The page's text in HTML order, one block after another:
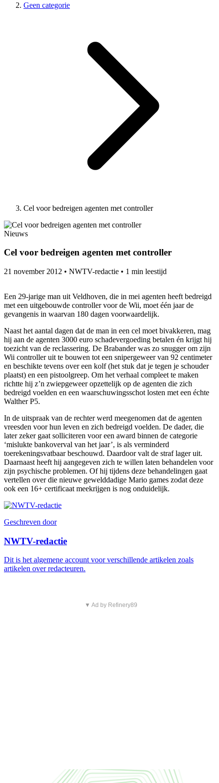
Geen categorie
Cel voor bedreigen agenten met controller
Nieuws
Cel voor bedreigen agenten met controller
21 november 2012 • NWTV-redactie • 1 min leestijd
Een 29-jarige man uit Veldhoven, die in mei agenten heeft bedreigd
met een uitgebouwde controller voor de Wii, moet één jaar de
gevangenis in waarvan 180 dagen voorwaardelijk.
Naast het aantal dagen dat de man in een cel moet bivakkeren, mag
hij aan de agenten 3000 euro schadevergoeding betalen én krijgt hij
toezicht van de reclassering. De Brabander was zo snugger om zijn
Wii controller uit te bouwen tot een snipergeweer van 92 centimeter
en beschikte tevens over een kolf (het stuk dat je tegen je schouder
plaatst) en een pistoolgreep. Om het verhaal compleet te maken
richtte hij z’n zwiepgeweer opzettelijk op de agenten die zich
bedreigd voelden en een waarschuwingsschot losten met een échte
Walther P5.
In de uitspraak van de rechter werd meegenomen dat de agenten
vreesden voor hun leven en zich bedreigd voelden. De dader, die
later zeker gaat solliciteren voor een award binnen de categorie
‘mislukte bankoverval van het jaar’, is als verminderd
toerekeningsvatbaar beschouwd. Daardoor valt de straf lager uit.
Daarnaast heeft hij aangegeven zich te willen laten behandelen voor
zijn psychische problemen. Of hij tijdens deze behandelingen gaat
vertellen over die nieuwe gewelddadige Mario games zodat deze
ook een 16+ certificaat meekrijgen is nog onduidelijk.
Geschreven door
NWTV-redactie
Dit is het algemene account voor verschillende artikelen zoals
artikelen over redacteuren.
▼ Ad by Refinery89